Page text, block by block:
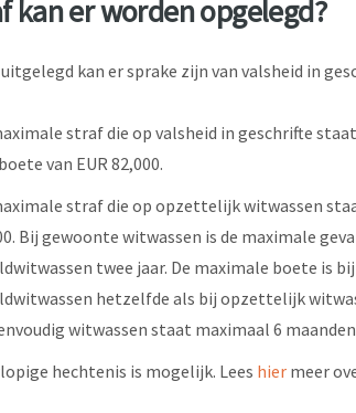
kan er worden opgelegd?
kan er sprake zijn van valsheid in
straf die op valsheid in geschrifte
van EUR 82,000.
straf die op opzettelijk witwassen
Bij gewoonte witwassen is de maximale
twee jaar. De maximale boete is
hetzelfde als bij opzettelijk
witwassen staat maximaal 6
hechtenis is mogelijk. Lees hier meer